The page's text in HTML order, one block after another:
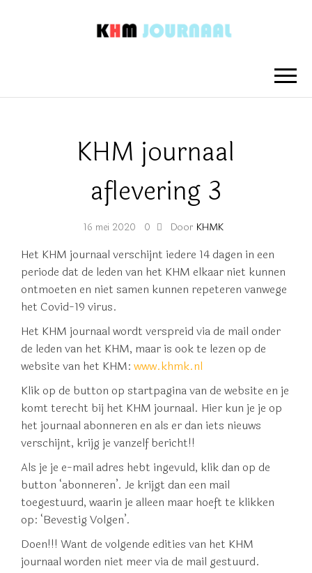
KHM
JOURNAAL
Nieuwsberichten van het Koninklijk
KHM journaal
aflevering 3
16 mei 2020 0 Door KHMK
Het KHM journaal verschijnt iedere 14 dagen in een
periode dat de leden van het KHM elkaar niet kunnen
ontmoeten en niet samen kunnen repeteren vanwege
het Covid-19 virus.
Het KHM journaal wordt verspreid via de mail onder
de leden van het KHM, maar is ook te lezen op de
website van het KHM: www.khmk.nl
Klik op de button op startpagina van de website en je
komt terecht bij het KHM journaal. Hier kun je je op
het journaal abonneren en als er dan iets nieuws
verschijnt, krijg je vanzelf bericht!!
Als je je e-mail adres hebt ingevuld, klik dan op de
button ‘abonneren’. Je krijgt dan een mail
toegestuurd, waarin je alleen maar hoeft te klikken
op: ‘Bevestig Volgen’.
Doen!!! Want de volgende edities van het KHM
journaal worden niet meer via de mail gestuurd.